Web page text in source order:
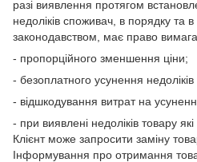
разі виявлення протягом
недоліків споживач, в порядку та
законодавством, має право
- пропорційного зменшення ціни;
- безоплатного усунення недоліків
- відшкодування витрат на
- при виявлені недоліків товару
Клієнт може запросити заміну
Інформування про отримання